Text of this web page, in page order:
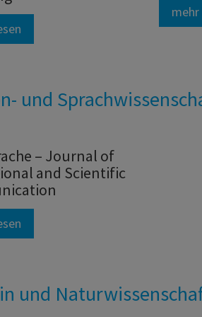
mehr
und
– Journal of
and Scientific
und